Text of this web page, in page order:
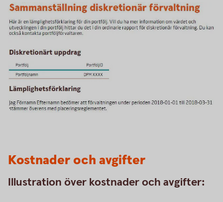
Kostnader och avgifter
Illustration över kostnader och avgifter: